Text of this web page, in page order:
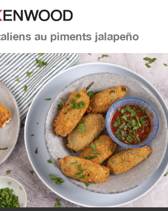
au piments jalapeño